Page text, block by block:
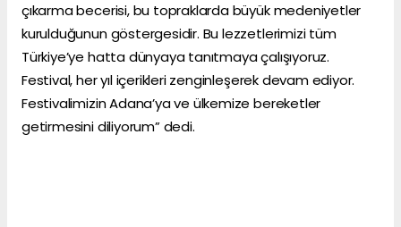
çıkarma becerisi, bu topraklarda büyük medeniyetler
kurulduğunun göstergesidir. Bu lezzetlerimizi tüm
Türkiye’ye hatta dünyaya tanıtmaya çalışıyoruz.
Festival, her yıl içerikleri zenginleşerek devam ediyor.
Festivalimizin Adana’ya ve ülkemize bereketler
getirmesini diliyorum” dedi.